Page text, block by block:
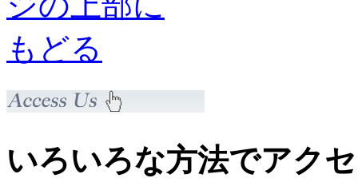
いろいろな方法でアク